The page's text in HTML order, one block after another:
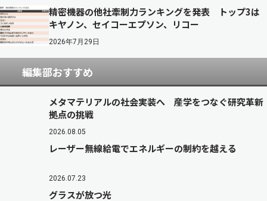
精密機器の他社牽制力ランキングを発表 トップ3は
キヤノン、セイコーエプソン、リコー
2026年7月29日
編集部おすすめ
メタマテリアルの社会実装へ 産学をつなぐ研究革新
拠点の挑戦
2026.08.05
レーザー無線給電でエネルギーの制約を越える
2026.07.23
グラスが放つ光